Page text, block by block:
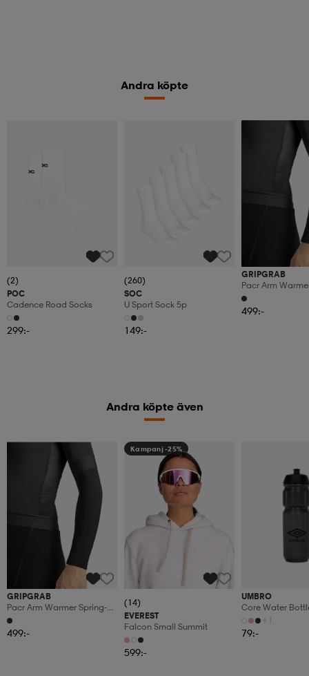
Andra köpte
(2)
POC
Cadence Road Socks
299:-
(260)
SOC
U Sport Sock 5p
149:-
GRIPGRAB
Pacr Arm
Autumn
499:-
Andra köpte även
GRIPGRAB
Pacr Arm Warmer Spring-
Autumn
499:-
Kampanj -25%
(14)
EVEREST
Falcon Small Summit
599:-
UMBRO
Core Water
+1
79:-